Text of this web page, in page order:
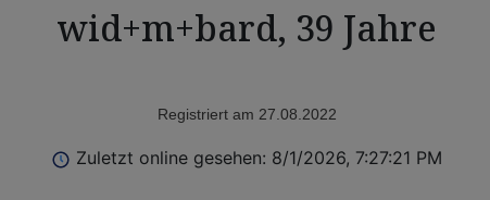
wid+m+bard, 39 Jahre
Registriert am 27.08.2022
Zuletzt online gesehen: 8/1/2026, 7:27:21 PM